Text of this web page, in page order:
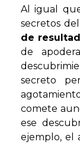
Al igual
secretos
de
de
secreto
comete
ese
ejemplo, el